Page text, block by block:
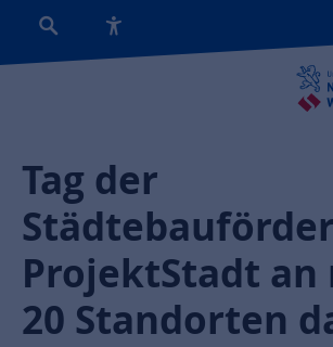
Tag der
ProjektStadt an
20 Standorten